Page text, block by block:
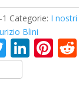
Categorie: I
Blini
T
w
itt
Li Pi